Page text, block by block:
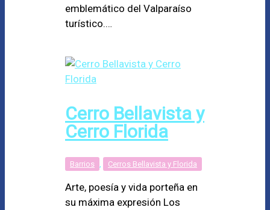
emblemático del Valparaíso
turístico.…
Cerro Bellavista y
Cerro Florida
Barrios Cerros Bellavista y Florida
Arte, poesía y vida porteña en
su máxima expresión Los